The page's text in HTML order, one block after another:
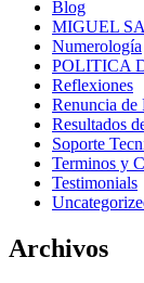
Blog
MIGUEL
Numerología
POLITICA
Reflexiones
Renuncia de
Resultados
Soporte
Terminos y
Testimonials
Archivos